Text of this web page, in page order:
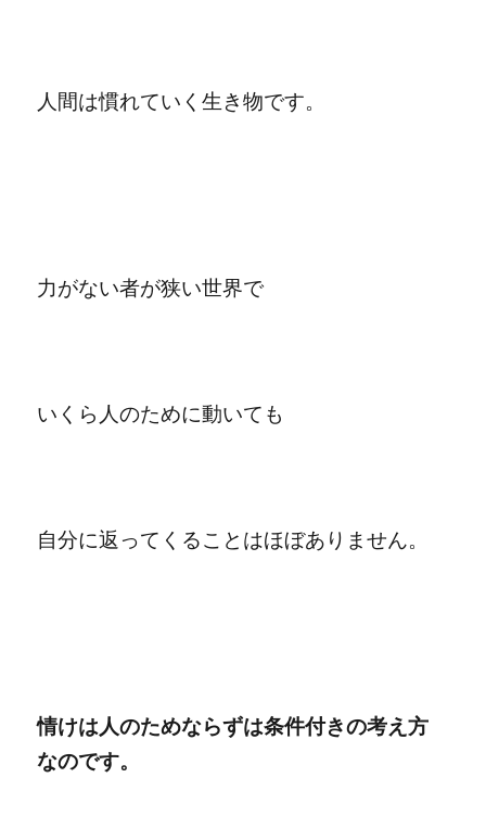
人間は慣れていく生き物です。
力がない者が狭い世界で
いくら人のために動いても
自分に返ってくることはほぼありません。
情けは人のためならずは条件付きの考え方
なのです。